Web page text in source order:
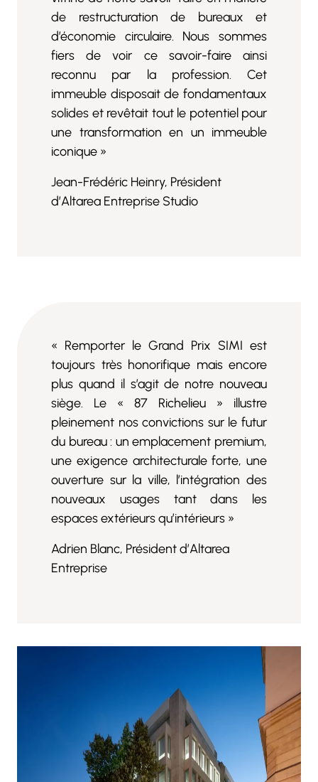
de restructuration de bureaux et
d’économie circulaire. Nous sommes
fiers de voir ce savoir-faire ainsi
reconnu par la profession. Cet
immeuble disposait de fondamentaux
solides et revêtait tout le potentiel pour
une transformation en un immeuble
iconique »
Jean-Frédéric Heinry, Président
d’Altarea Entreprise Studio
« Remporter le Grand Prix SIMI est
toujours très honorifique mais encore
plus quand il s’agit de notre nouveau
siège. Le « 87 Richelieu » illustre
pleinement nos convictions sur le futur
du bureau : un emplacement premium,
une exigence architecturale forte, une
ouverture sur la ville, l’intégration des
nouveaux usages tant dans les
espaces extérieurs qu’intérieurs »
Adrien Blanc, Président d’Altarea
Entreprise